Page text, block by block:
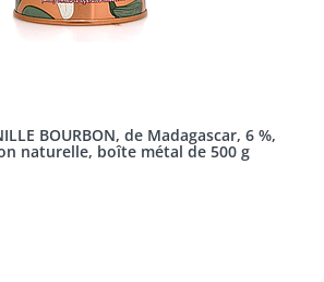
BOURBON, de Madagascar, 6 %,
naturelle, boîte métal de 500 g